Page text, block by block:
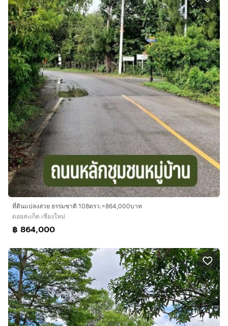
ที่ดินแปลงสวย ธรรมชาติ 108ตรว.=864,000บาท
ดอยสะเก็ด เชียงใหม่
฿ 864,000